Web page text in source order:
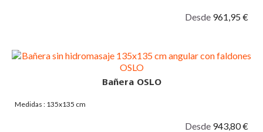
Desde 961,95 €
Bañera OSLO
Medidas : 135x135 cm
Desde 943,80 €